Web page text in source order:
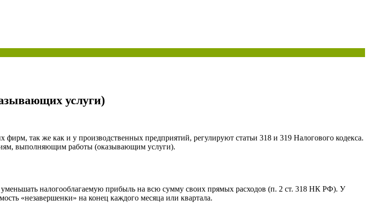
услуги)
так же как и у производственных предприятий, регулируют статьи 318 и 319 Налогового кодекса.
выполняющим работы (оказывающим услуги).
налогооблагаемую прибыль на всю сумму своих прямых расходов (п. 2 ст. 318 НК РФ). У
«незавершенки» на конец каждого месяца или квартала.